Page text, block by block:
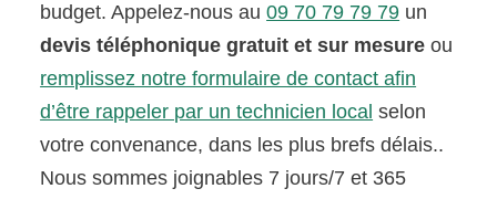
budget. Appelez-nous au09 70 79 79 79 un
devis téléphonique gratuit et sur mesure ou
remplissez notre formulaire de contact afin
d’être rappeler par un technicien local selon
votre convenance, dans les plus brefs délais..
Nous sommes joignables 7 jours/7 et 365